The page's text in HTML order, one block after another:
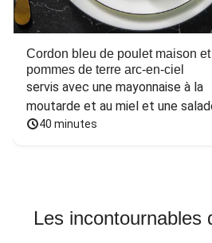
Cordon bleu de poulet maison et
pommes de terre arc-en-ciel
servis avec une mayonnaise à la
moutarde et au miel et une
40 minutes
Les incontournables